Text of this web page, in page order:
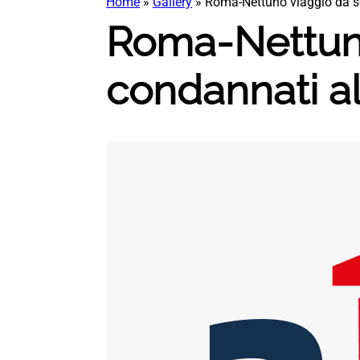
Roma-
condannati